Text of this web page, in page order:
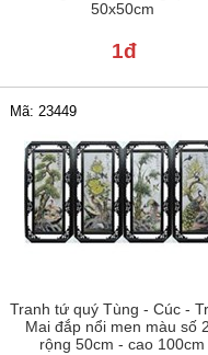
50x50cm
1đ
Tranh tứ quý Tùng - Cúc -
Mai đắp nổi men màu số
rộng 50cm - cao 100cm
Mã: 23449